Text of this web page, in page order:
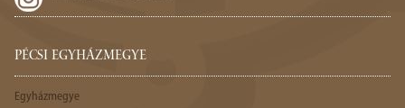
PÉCSI EGYHÁZMEGYE
Egyházmegye